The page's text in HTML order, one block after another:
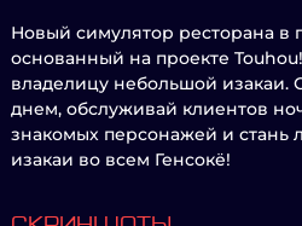
Новый симулятор ресторана в
основанный на проекте
владелицу небольшой изакаи.
днем, обслуживай клиентов
знакомых персонажей и стань
изакаи во всем Генсокё!